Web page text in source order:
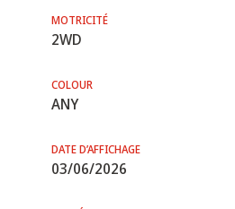
MOTRICITÉ
2WD
COLOUR
ANY
DATE D’AFFICHAGE
03/06/2026